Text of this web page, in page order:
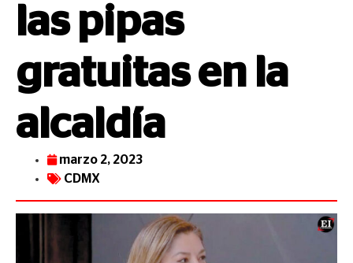
las pipas
gratuitas en la
alcaldía
marzo 2, 2023
CDMX